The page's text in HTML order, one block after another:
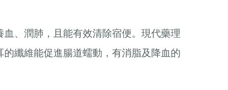
、潤肺，且能有效清除宿便。現代藥理
纖維能促進腸道蠕動，有消脂及降血的